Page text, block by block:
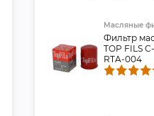
Масляные
Фильтр
TOP FILS
RTA-004